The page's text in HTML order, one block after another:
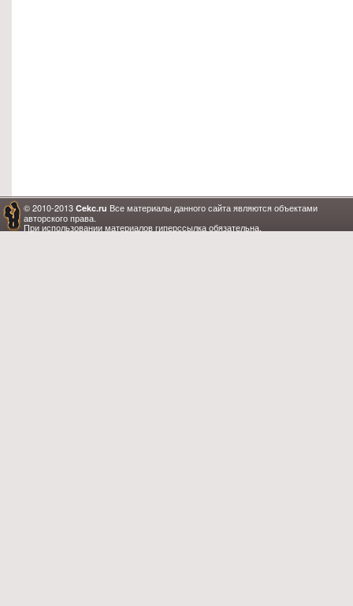
© 2010-2013 Cekc.ru Все материалы данного сайта являются объектами
авторского права.
При использовании материалов гиперссылка обязательна.